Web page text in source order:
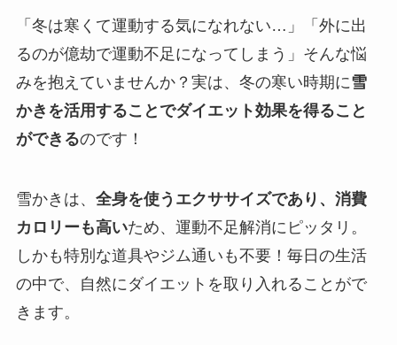
「冬は寒くて運動する気になれない…」「外に出
るのが億劫で運動不足になってしまう」そんな悩
みを抱えていませんか？実は、冬の寒い時期に雪
かきを活用することでダイエット効果を得ること
ができるのです！
雪かきは、 全身を使うエクササイズであり、消費
カロリーも高いため、運動不足解消にピッタリ。
しかも特別な道具やジム通いも不要！毎日の生活
の中で、自然にダイエットを取り入れることがで
きます。